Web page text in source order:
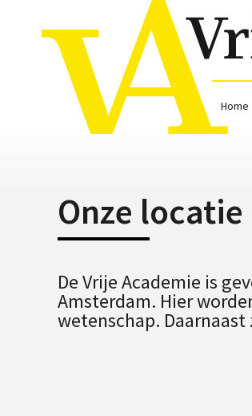
Home
Onze
De Vrije Academie is
Amsterdam. Hier
wetenschap.